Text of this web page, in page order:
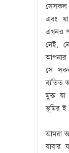
সেসকল
এবং
এখনও
নেই,
আপনার
সে
ব্যতিত
মুক্ত যা
ভূমির
আমরা
যাবার